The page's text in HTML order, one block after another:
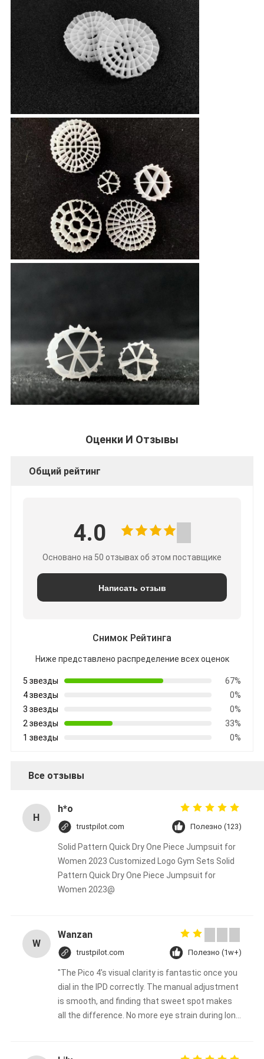
Оценки И Отзывы
Общий рейтинг
4.0
Основано на 50 отзывах об этом поставщике
Написать отзыв
Снимок Рейтинга
Ниже представлено распределение всех оценок
5 звезды
67%
4 звезды
0%
3 звезды
0%
2 звезды
33%
1 звезды
0%
Все отзывы
H
h*o
trustpilot.com Полезно (123)
Solid Pattern Quick Dry One Piece Jumpsuit for
Women 2023 Customized Logo Gym Sets Solid
Pattern Quick Dry One Piece Jumpsuit for
Women 2023@
W
Wanzan
trustpilot.com Полезно (1w+)
"The Pico 4's visual clarity is fantastic once you
dial in the IPD correctly. The manual adjustment
is smooth, and finding that sweet spot makes
all the difference. No more eye strain during long